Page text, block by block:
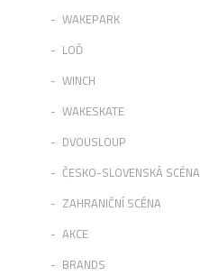
WAKEPARK
LOĎ
WINCH
WAKESKATE
DVOUSLOUP
ČESKO-SLOVENSKÁ SCÉNA
ZAHRANIČNÍ SCÉNA
AKCE
BRANDS